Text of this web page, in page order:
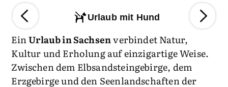
Urlaub mit Hund
EinUrlaub in Sachsenverbindet Natur,
Kultur und Erholung auf einzigartige Weise.
Zwischen dem Elbsandsteingebirge, dem
Erzgebirge und den Seenlandschaften der